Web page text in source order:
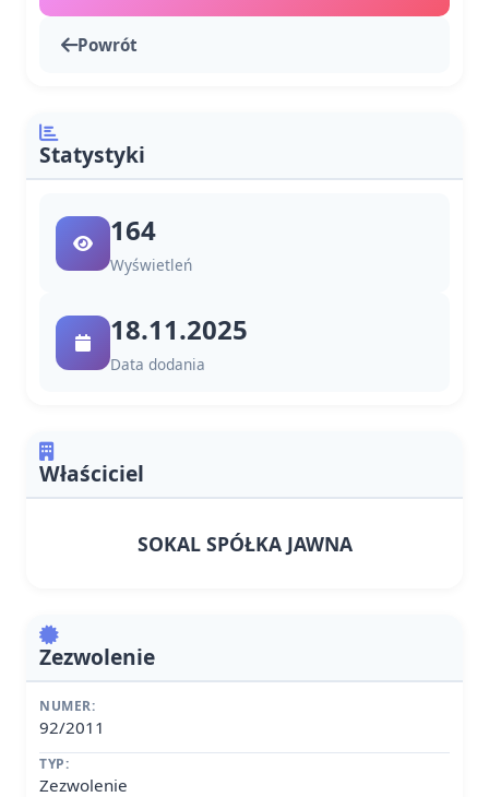
Powrót
Statystyki
164
Wyświetleń
18.11.2025
Data dodania
Właściciel
SOKAL SPÓŁKA JAWNA
Zezwolenie
NUMER:
92/2011
TYP:
Zezwolenie